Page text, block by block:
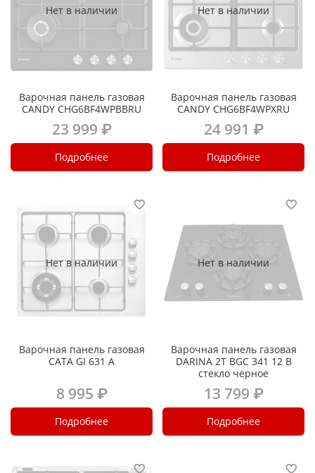
Нет в наличии
Варочная панель газовая
CANDY CHG6BF4WPBBRU
23 999 ₽
Подробнее
Нет в наличии
Варочная панель газовая
CANDY CHG6BF4WPXRU
24 991 ₽
Подробнее
Нет в наличии
Варочная панель газовая
CATA GI 631 A
8 995 ₽
Подробнее
Нет в наличии
Варочная панель газовая
DARINA 2T BGC 341 12 B
стекло черное
13 799 ₽
Подробнее